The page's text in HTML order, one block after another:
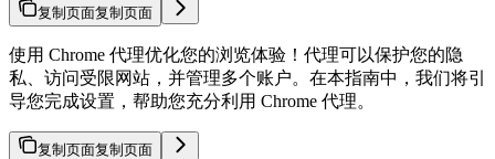
复制页面复制页面
使用 Chrome 代理优化您的浏览体验！代理可以保护您的隐
私、访问受限网站，并管理多个账户。在本指南中，我们将引
导您完成设置，帮助您充分利用 Chrome 代理。
复制页面复制页面